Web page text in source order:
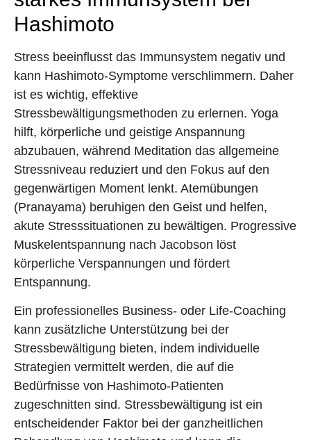
Hashimoto
Stress beeinflusst das Immunsystem negativ und
kann Hashimoto-Symptome verschlimmern. Daher
ist es wichtig, effektive
Stressbewältigungsmethoden zu erlernen. Yoga
hilft, körperliche und geistige Anspannung
abzubauen, während Meditation das allgemeine
Stressniveau reduziert und den Fokus auf den
gegenwärtigen Moment lenkt. Atemübungen
(Pranayama) beruhigen den Geist und helfen,
akute Stresssituationen zu bewältigen. Progressive
Muskelentspannung nach Jacobson löst
körperliche Verspannungen und fördert
Entspannung.
Ein professionelles Business- oder Life-Coaching
kann zusätzliche Unterstützung bei der
Stressbewältigung bieten, indem individuelle
Strategien vermittelt werden, die auf die
Bedürfnisse von Hashimoto-Patienten
zugeschnitten sind. Stressbewältigung ist ein
entscheidender Faktor bei der ganzheitlichen